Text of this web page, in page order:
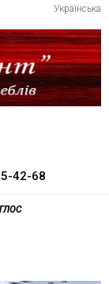
Українська
42-68